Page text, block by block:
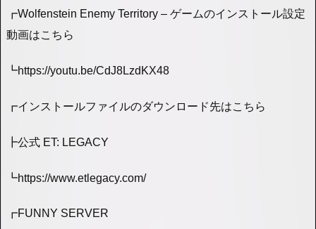
┏Wolfenstein Enemy Territory – ゲームのインストール設定
動画はこちら
┗https://youtu.be/CdJ8LzdKX48
┏インストールファイルのダウンロード先はこちら
┣公式 ET: LEGACY
┗https://www.etlegacy.com/
┏FUNNY SERVER